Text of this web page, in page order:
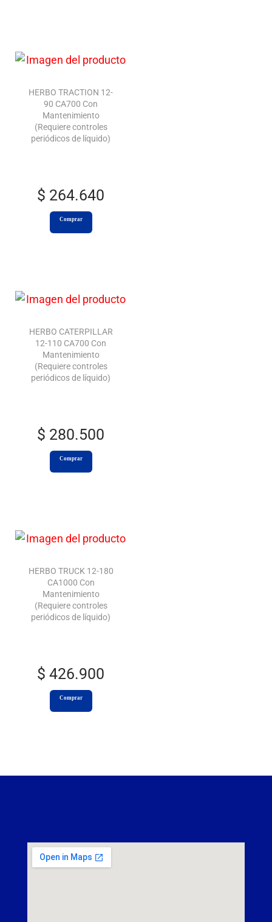
HERBO TRACTION 12-
90 CA700 Con
Mantenimiento
(Requiere controles
periódicos de líquido)
$ 264.640
Comprar
HERBO CATERPILLAR
12-110 CA700 Con
Mantenimiento
(Requiere controles
periódicos de líquido)
$ 280.500
Comprar
HERBO TRUCK 12-180
CA1000 Con
Mantenimiento
(Requiere controles
periódicos de líquido)
$ 426.900
Comprar